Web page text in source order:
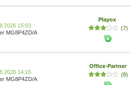
15:03
MG8P4ZD/A
Playox
(7)
14:15
MG8P4ZD/A
Office-Partner
(8)